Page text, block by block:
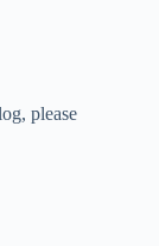
please